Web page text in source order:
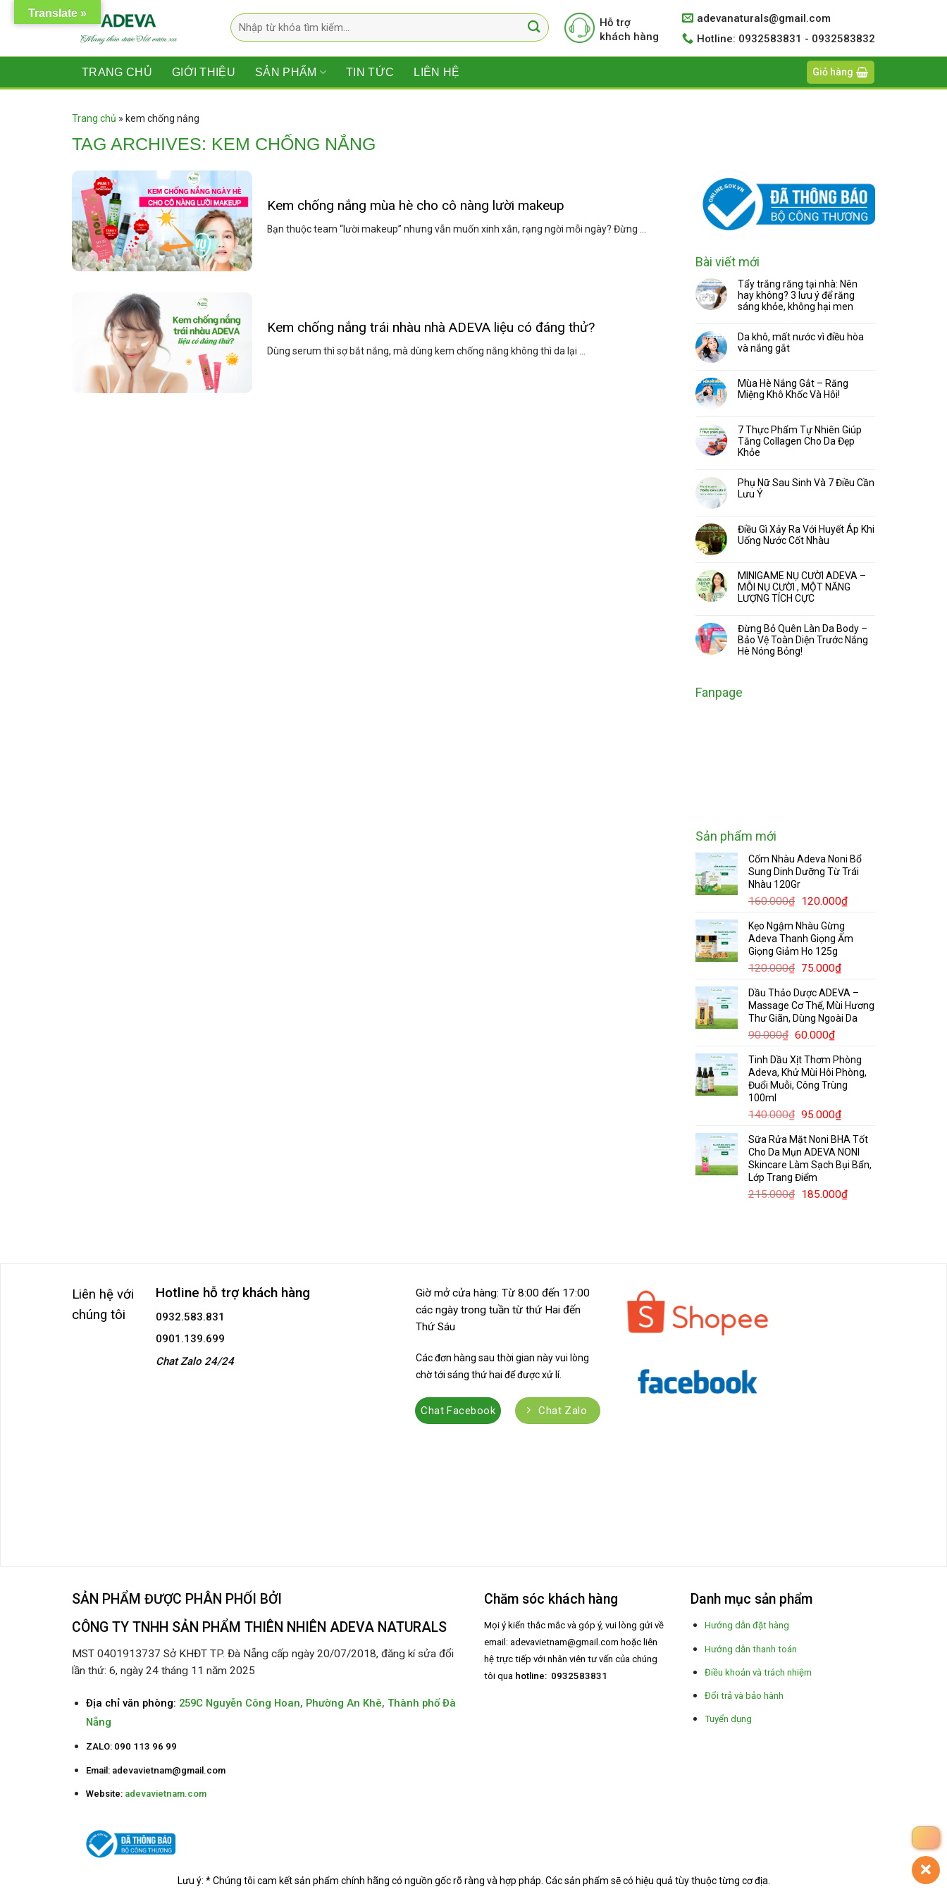
Tìm
kiếm:
Hỗ trợ
khách hàng
adevanaturals@gmail.com
Hotline: 0932583831 - 0932583832
TRANG CHỦ GIỚI THIỆU SẢN PHẨM TIN TỨC LIÊN HỆ Giỏ hàng
Trang chủ » kem chống nắng
TAG ARCHIVES: KEM CHỐNG NẮNG
Kem chống nắng mùa hè cho cô nàng lười makeup
Bạn thuộc team “lười makeup” nhưng vẫn muốn xinh xắn, rạng ngời mỗi ngày? Đừng ...
Kem chống nắng trái nhàu nhà ADEVA liệu có đáng thử?
Dùng serum thì sợ bắt nắng, mà dùng kem chống nắng không thì da lại ...
Bài viết mới
Tẩy trắng răng tại nhà: Nên
hay không? 3 lưu ý để răng
sáng khỏe, không hại men
Da khô, mất nước vì điều hòa
và nắng gắt
Mùa Hè Nắng Gắt – Răng
Miệng Khô Khốc Và Hôi!
7 Thực Phẩm Tự Nhiên Giúp
Tăng Collagen Cho Da Đẹp
Khỏe
Phụ Nữ Sau Sinh Và 7 Điều Cần
Lưu Ý
Điều Gì Xảy Ra Với Huyết Áp Khi
Uống Nước Cốt Nhàu
MINIGAME NỤ CƯỜI ADEVA –
MỖI NỤ CƯỜI , MỘT NĂNG
LƯỢNG TÍCH CỰC
Đừng Bỏ Quên Làn Da Body –
Bảo Vệ Toàn Diện Trước Nắng
Hè Nóng Bỏng!
Fanpage
Sản phẩm mới
Cốm Nhàu Adeva Noni Bổ
Sung Dinh Dưỡng Từ Trái
Nhàu 120Gr
160.000₫ Giá
là:
160.000₫.
120.000₫Giá
là:
Kẹo Ngậm Nhàu Gừng
Adeva Thanh Giọng Ấm
Giọng Giảm Ho 125g
120.000₫ Giá
là:
120.000₫.
75.000₫Giá
tại
là:
75.000₫.
Dầu Thảo Dược ADEVA –
Massage Cơ Thể, Mùi Hương
Thư Giãn, Dùng Ngoài Da
90.000₫ Giá
là:
90.000₫.
60.000₫Giá
tại
là:
60.000₫.
Tinh Dầu Xịt Thơm Phòng
Adeva, Khử Mùi Hôi Phòng,
Đuổi Muỗi, Công Trùng
100ml
140.000₫ Giá
là:
140.000₫.
95.000₫Giá
tại
là:
95.000₫.
Sữa Rửa Mặt Noni BHA Tốt
Cho Da Mụn ADEVA NONI
Skincare Làm Sạch Bụi Bẩn,
Lớp Trang Điểm
215.000₫ Giá
185.000₫Giá
Liên hệ với
chúng tôi
Hotline hỗ trợ khách hàng
0932.583.831
0901.139.699
Chat Zalo 24/24
Giờ mở cửa hàng: Từ 8:00 đến 17:00
các ngày trong tuần từ thứ Hai đến
Thứ Sáu
Các đơn hàng sau thời gian này vui lòng
chờ tới sáng thứ hai để được xử lí.
Chat Facebook Chat Zalo
SẢN PHẨM ĐƯỢC PHÂN PHỐI BỞI
CÔNG TY TNHH SẢN PHẨM THIÊN NHIÊN ADEVA NATURALS
MST 0401913737 Sở KHĐT TP. Đà Nẵng cấp ngày 20/07/2018, đăng kí sửa đổi
lần thứ: 6, ngày 24 tháng 11 năm 2025
Địa chỉ văn phòng: 259C Nguyễn Công Hoan, Phường An Khê, Thành phố Đà
Nẵng
ZALO: 090 113 96 99
Email: adevavietnam@gmail.com
Website: adevavietnam.com
Chăm sóc khách hàng
Mọi ý kiến thắc mắc và góp ý, vui lòng gửi về
email: adevavietnam@gmail.com hoặc liên
hệ trực tiếp với nhân viên tư vấn của chúng
tôi qua hotline: 0932583831
Danh mục sản phẩm
Hướng dẫn đặt hàng
Hướng dẫn thanh toán
Điều khoản và trách nhiệm
Đổi trả và bảo hành
Tuyển dụng
Lưu ý: * Chúng tôi cam kết sản phẩm chính hãng có nguồn gốc rõ ràng và hợp pháp. Các sản phẩm sẽ có hiệu quả tùy thuộc từng cơ địa.
Translate »